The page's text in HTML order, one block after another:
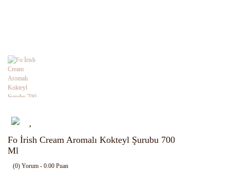
Fo İrish Cream Aromalı Kokteyl Şurubu 700
Ml
(0) Yorum - 0.00 Puan